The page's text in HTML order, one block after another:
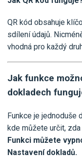
QR kód obsahuje
sdílení údajů.
vhodná pro každý
Jak funkce
dokladech
Funkce je jednoduše
kde můžete určit,
Funkci můžete
Nastavení dokladů.